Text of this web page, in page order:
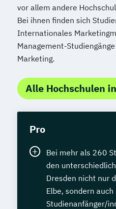
vor allem andere
Bei ihnen finden sich
Internationales
Management-
Marketing.
Alle Hochschulen
Pro
Bei mehr als 260
den
Dresden nicht nur
Elbe, sondern
Studienanfänger/